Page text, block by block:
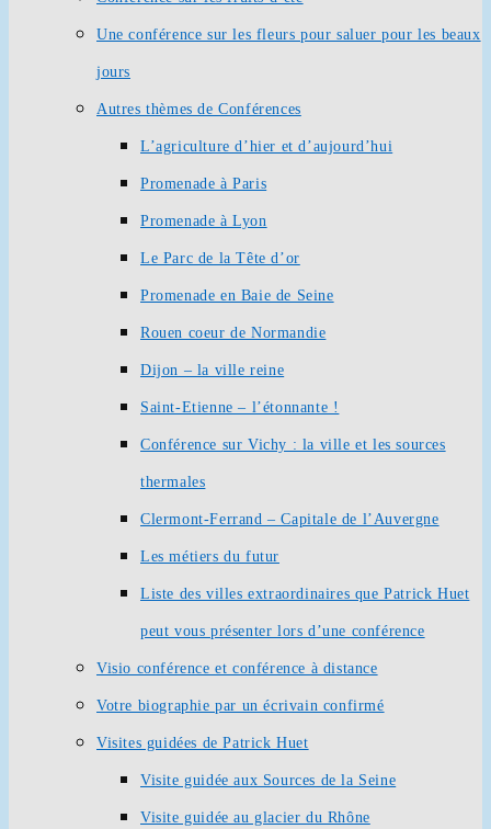
Une conférence sur les fleurs pour saluer pour les beaux
jours
Autres thèmes de Conférences
L’agriculture d’hier et d’aujourd’hui
Promenade à Paris
Promenade à Lyon
Le Parc de la Tête d’or
Promenade en Baie de Seine
Rouen coeur de Normandie
Dijon – la ville reine
Saint-Etienne – l’étonnante !
Conférence sur Vichy : la ville et les sources
thermales
Clermont-Ferrand – Capitale de l’Auvergne
Les métiers du futur
Liste des villes extraordinaires que Patrick Huet
peut vous présenter lors d’une conférence
Visio conférence et conférence à distance
Votre biographie par un écrivain confirmé
Visites guidées de Patrick Huet
Visite guidée aux Sources de la Seine
Visite guidée au glacier du Rhône